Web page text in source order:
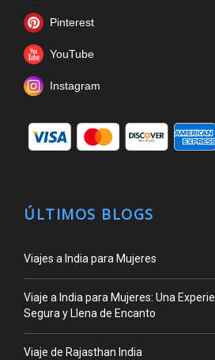
Pinterest
YouTube
Instagram
ÚLTIMOS BLOGS
Viajes a India para Mujeres
Viaje a India para Mujeres: Una
Segura y Llena de Encanto
Viaje de Rajasthan India